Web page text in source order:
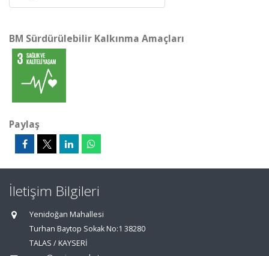
BM Sürdürülebilir Kalkınma Amaçları
Paylaş
İletişim Bilgileri
Yenidoğan Mahallesi
Turhan Baytop Sokak No:1 38280
TALAS / KAYSERİ